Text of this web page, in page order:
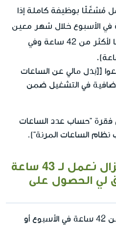
مُشغّلًا بوظيفة كاملة إذا
لـ 42 ساعة في الأسبوع خلال شهر معين
(حتى إذا عمل في أسبوع ما لأكثر من 42 ساعة وفي
[[بَدَل مالي عن الساعات
في التشغيل ضمن
فقرة "حساب عدد الساعات
الساعات المرنة").
في مكان عملي، لا نزال نعمل لـ 43 ساعة
لي الحصول على
العامل الذي يعمل لأكثر من 42 ساعة في الأسبوع أو